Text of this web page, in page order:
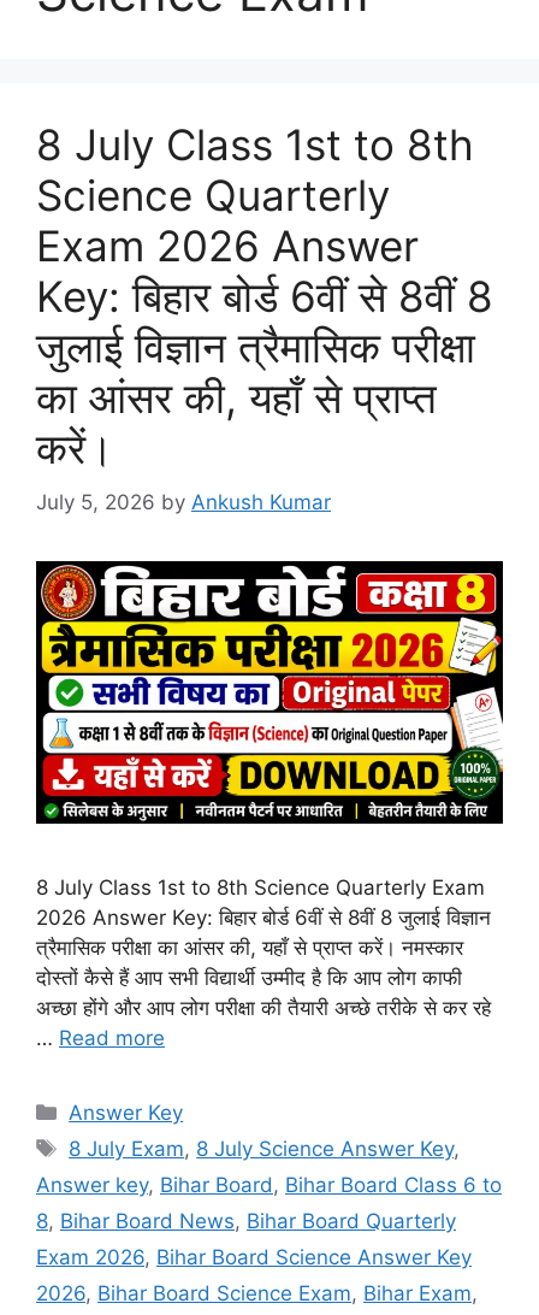
8 July Class 1st to 8th
Science Quarterly
Exam 2026 Answer
Key: बिहार बोर्ड 6वीं से 8वीं 8
जुलाई विज्ञान त्रैमासिक परीक्षा
का आंसर की, यहाँ से प्राप्त
करें।
July 5, 2026 by Ankush Kumar
8 July Class 1st to 8th Science Quarterly Exam
2026 Answer Key: बिहार बोर्ड 6वीं से 8वीं 8 जुलाई विज्ञान
त्रैमासिक परीक्षा का आंसर की, यहाँ से प्राप्त करें। नमस्कार
दोस्तों कैसे हैं आप सभी विद्यार्थी उम्मीद है कि आप लोग काफी
अच्छा होंगे और आप लोग परीक्षा की तैयारी अच्छे तरीके से कर रहे
… Read more
Categories
Answer Key
Tags
8 July Exam, 8 July Science Answer Key,
Answer key, Bihar Board , Bihar Board Class 6 to
8, Bihar Board News, Bihar Board Quarterly
Exam 2026, Bihar Board Science Answer Key
2026, Bihar Board Science Exam, Bihar Exam,